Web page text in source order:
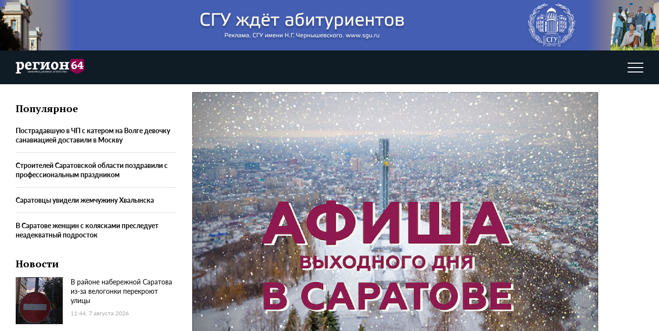
Популярное
Пострадавшую в ЧП с катером на Волге девочку
санавиацией доставили в Москву
Строителей Саратовской области поздравили с
профессиональным праздником
Саратовцы увидели жемчужину Хвалынска
В Саратове женщин с колясками преследует
неадекватный подросток
Новости
В районе набережной Саратова
из-за велогонки перекроют
улицы
11:44, 7 августа 2026